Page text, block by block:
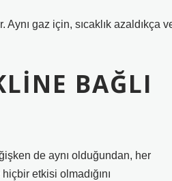
gaz için, sıcaklık azaldıkça
BAĞLI
de aynı olduğundan, her
etkisi olmadığını